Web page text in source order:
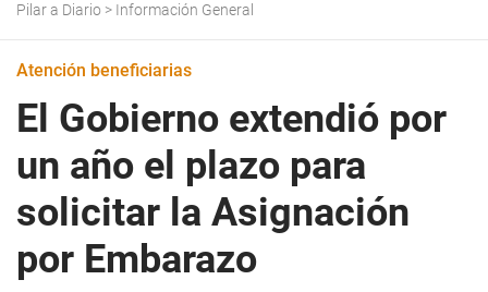
Pilar a Diario > Información General
Atención beneficiarias
El Gobierno extendió por
un año el plazo para
solicitar la Asignación
por Embarazo